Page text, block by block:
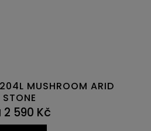
MUSHROOM ARID
STONE
2 590 Kč